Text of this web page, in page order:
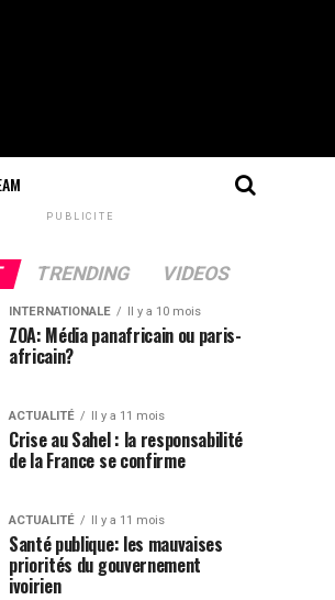
PUBLICITÉ
TRENDING VIDEOS
INTERNATIONALE Il y a 10 mois
ZOA: Média panafricain ou paris-
africain?
ACTUALITÉ Il y a 11 mois
Crise au Sahel : la responsabilité
de la France se confirme
ACTUALITÉ Il y a 11 mois
Santé publique: les mauvaises
priorités du gouvernement
ivoirien